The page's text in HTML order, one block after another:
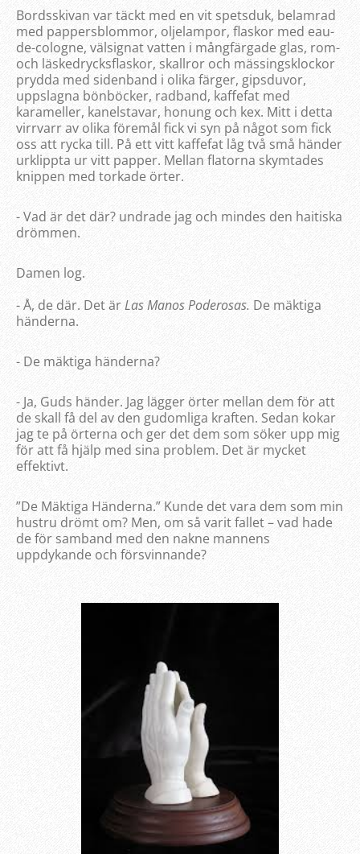
Bordsskivan var täckt med en vit spetsduk, belamrad
med pappersblommor, oljelampor, flaskor med eau-
de-cologne, välsignat vatten i mångfärgade glas, rom-
och läskedrycksflaskor, skallror och mässingsklockor
prydda med sidenband i olika färger, gipsduvor,
uppslagna bönböcker, radband, kaffefat med
karameller, kanelstavar, honung och kex. Mitt i detta
virrvarr av olika föremål fick vi syn på något som fick
oss att rycka till. På ett vitt kaffefat låg två små händer
urklippta ur vitt papper. Mellan flatorna skymtades
knippen med torkade örter.
- Vad är det där? undrade jag och mindes den haitiska
drömmen.
Damen log.
- Å, de där. Det ärLas Manos Poderosas. De mäktiga
händerna.
- De mäktiga händerna?
- Ja, Guds händer. Jag lägger örter mellan dem för att
de skall få del av den gudomliga kraften. Sedan kokar
jag te på örterna och ger det dem som söker upp mig
för att få hjälp med sina problem. Det är mycket
effektivt.
”De Mäktiga Händerna.” Kunde det vara dem som min
hustru drömt om? Men, om så varit fallet – vad hade
de för samband med den nakne mannens
uppdykande och försvinnande?